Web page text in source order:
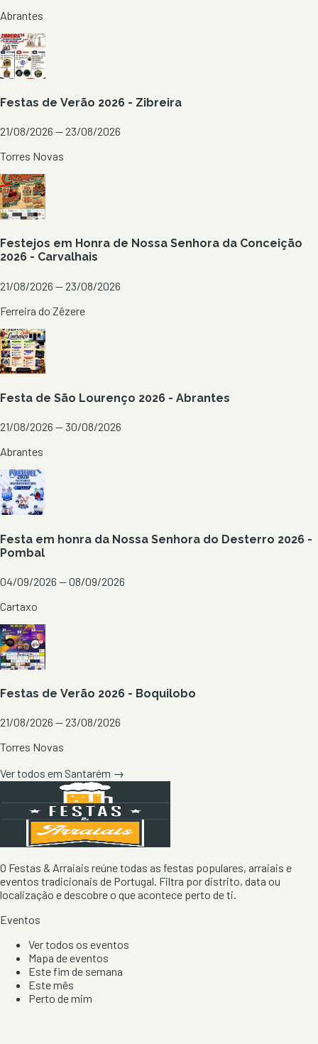
Abrantes
Festas de Verão 2026 - Zibreira
21/08/2026 — 23/08/2026
Torres Novas
Festejos em Honra de Nossa Senhora da Conceição
2026 - Carvalhais
21/08/2026 — 23/08/2026
Ferreira do Zêzere
Festa de São Lourenço 2026 - Abrantes
21/08/2026 — 30/08/2026
Abrantes
Festa em honra da Nossa Senhora do Desterro 2026 -
Pombal
04/09/2026 — 08/09/2026
Cartaxo
Festas de Verão 2026 - Boquilobo
21/08/2026 — 23/08/2026
Torres Novas
Ver todos em Santarém →
O Festas & Arraiais reúne todas as festas populares, arraiais e
eventos tradicionais de Portugal. Filtra por distrito, data ou
localização e descobre o que acontece perto de ti.
Eventos
Ver todos os eventos
Mapa de eventos
Este fim de semana
Este mês
Perto de mim